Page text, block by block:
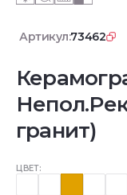
Артикул:73462
гранит)
ЦВЕТ: